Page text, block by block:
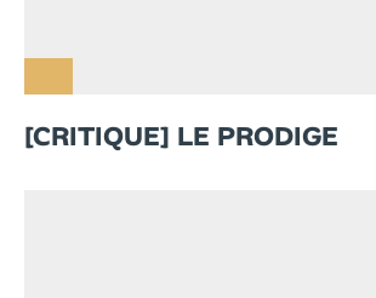
[CRITIQUE] LE PRODIGE